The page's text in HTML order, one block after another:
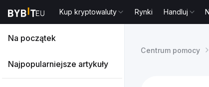
Kup kryptowaluty Rynki Handluj
Na początek
Najpopularniejsze artykuły
Centrum pomocy